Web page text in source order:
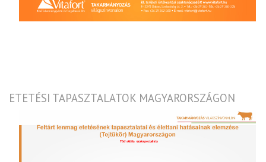
ETETÉSI TAPASZTALATOK MAGYARORSZÁGON